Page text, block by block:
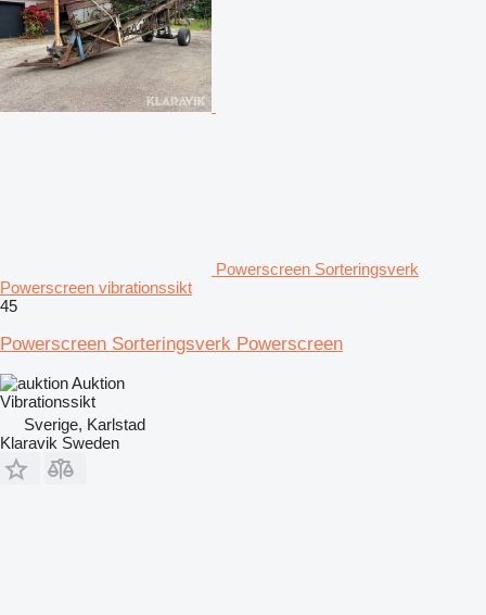
Powerscreen Sorteringsverk
Powerscreen vibrationssikt
45
Powerscreen Sorteringsverk Powerscreen
Auktion
Vibrationssikt
Sverige, Karlstad
Klaravik Sweden